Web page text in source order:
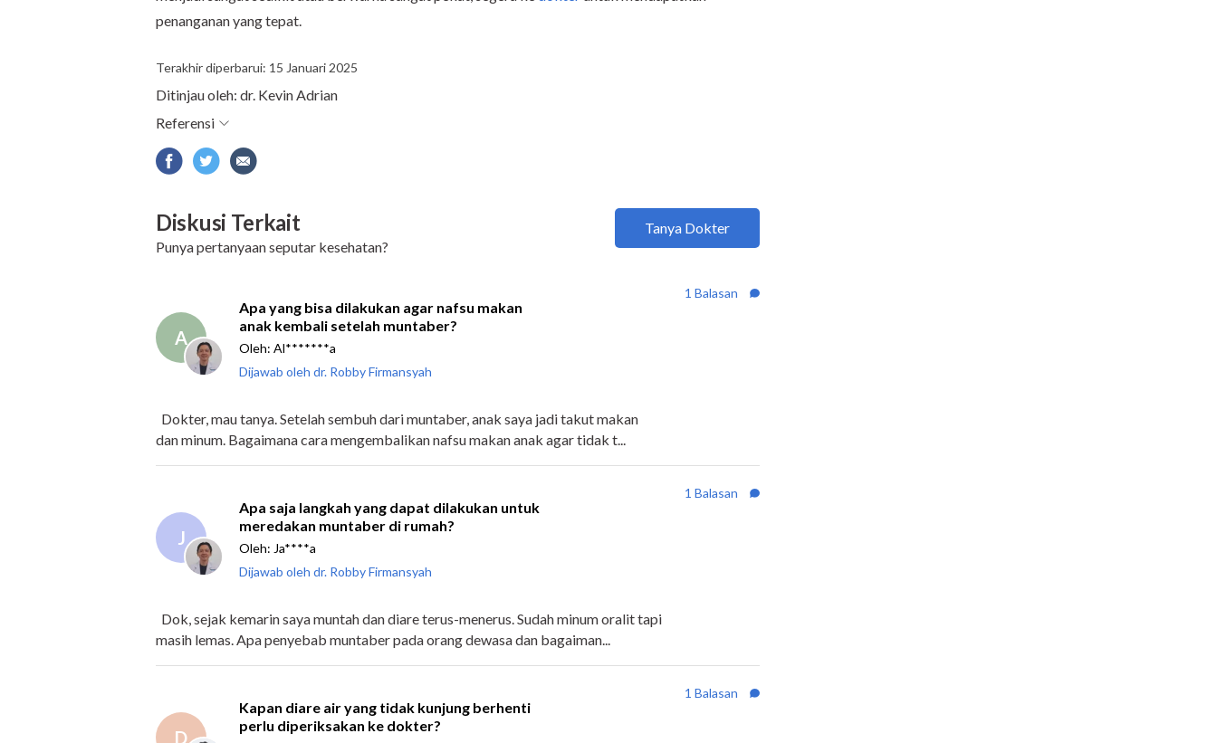
penanganan yang tepat.
Terakhir diperbarui: 15 Januari 2025